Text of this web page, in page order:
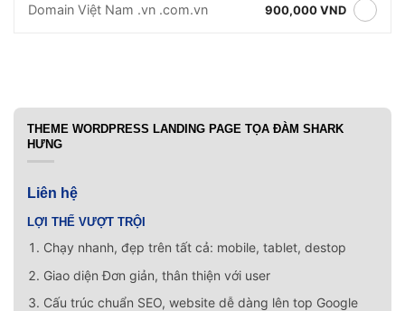
Domain Việt Nam .vn .com.vn 900,000 VND
THEME WORDPRESS LANDING PAGE TỌA ĐÀM SHARK
HƯNG
Liên hệ
LỢI THẾ VƯỢT TRỘI
Chạy nhanh, đẹp trên tất cả: mobile, tablet, destop
Giao diện Đơn giản, thân thiện với user
Cấu trúc chuẩn SEO, website dễ dàng lên top Google